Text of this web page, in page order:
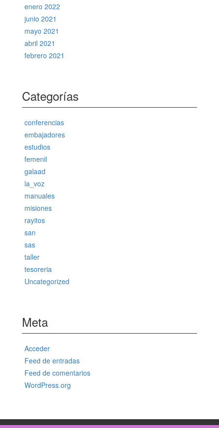
enero 2022
junio 2021
mayo 2021
abril 2021
febrero 2021
Categorías
conferencias
embajadores
estudios
femenil
galaad
la_voz
manuales
misiones
rayitos
san
sas
taller
tesoreria
Uncategorized
Meta
Acceder
Feed de entradas
Feed de comentarios
WordPress.org